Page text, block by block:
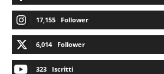
17,155 Follower
6,014 Follower
323 Iscritti